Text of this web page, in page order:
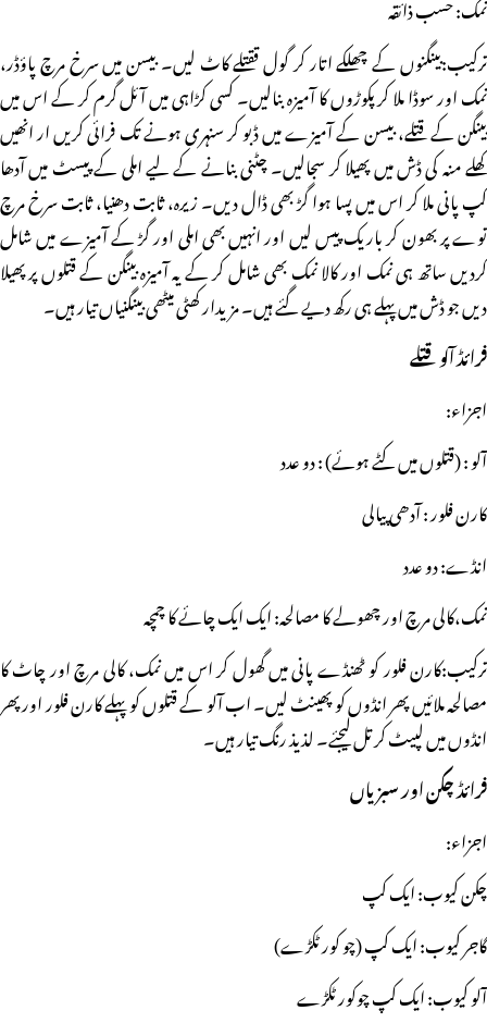
ترکیب:بینگنوں کے چھلکے اتار کر گول ققتلے کاٹ لیں۔ بیسن میں سرخ مرچ پاؤڈر،
نمک اور سوڈا ملا کر پکوڑوں کا آمیزہ بنالیں۔ کسی کڑاہی میں آئل گرم کر کے اس میں
بینگن کے قتلے، بیسن کے آمیزے میں ڈبو کر سنہری ہونے تک فرائی کریں ار انھیں
کھلے منہ کی ڈش میں پھیلا کر سجالیں۔ چٹنی بنانے کے لیے املی کے پیسٹ میں آدھا
کپ پانی ملا کر اس میں پسا ہوا گڑ بھی ڈال دیں۔ زیرہ، ثابت دھنیا، ثابت سرخ مرچ
توے پر بھون کر باریک پیس لیں اور انہیں بھی املی اور گڑ کے آمیزے میں شامل
کردیں ساتھ ہی نمک اور کالا نمک بھی شامل کر کے یہ آمیزہ بینگن کے قتلوں پر پھیلا
دیں جو ڈش میں پہلے ہی رکھ دیے گئے ہیں۔ مزیدار کھٹی میٹھی بینگنیاں تیار ہیں۔
فرائڈ آلو قتلے
اجزاء:
آلو : (قتلوں میں کٹے ہوئے) : دو عدد
کارن فلور : آدھی پیالی
انڈے: دو عدد
نمک،کالی مرچ اور چھولے کا مصالحہ: ایک ایک چائے کا چمچہ
ترکیب:کارن فلور کو ٹھنڈے پانی میں گھول کر اس میں نمک، کالی مرچ اور چاٹ کا
مصالحہ ملائیں پھر انڈوں کو پھینٹ لیں۔ اب آلو کے قتلوں کو پہلے کارن فلور اور پھر
انڈوں میں لپیٹ کر تل لیجئے۔ لذیذ رنگ تیار ہیں۔
فرائڈ چکن اور سبزیاں
اجزاء:
چکن کیوب: ایک کپ
گاجر کیوب: ایک کپ (چو کور ٹکڑے)
آلو کیوب: ایک کپ چوکور ٹکڑے